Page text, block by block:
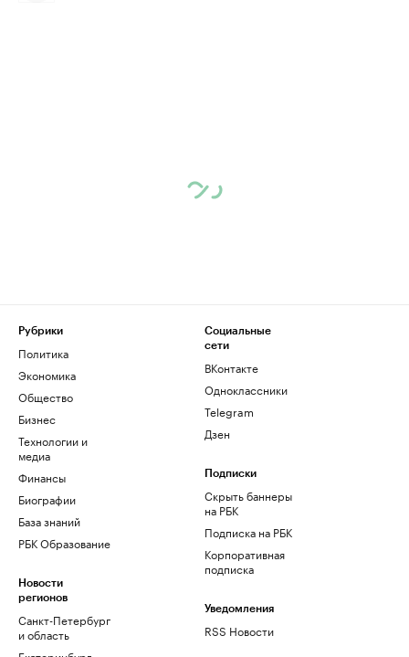
Рубрики
Политика
Экономика
Общество
Бизнес
Технологии и
медиа
Финансы
Биографии
База знаний
РБК Образование
Новости
регионов
Санкт-Петербург
и область
Социальные
сети
ВКонтакте
Одноклассники
Telegram
Дзен
Подписки
Скрыть баннеры
на РБК
Подписка на РБК
Корпоративная
подписка
Уведомления
RSS Новости